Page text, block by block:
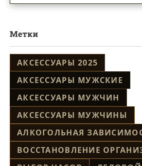
Метки
АКСЕССУАРЫ 2025
АКСЕССУАРЫ МУЖСКИЕ
АКСЕССУАРЫ МУЖЧИН
АКСЕССУАРЫ МУЖЧИНЫ
АЛКОГОЛЬНАЯ
ВОССТАНОВЛЕНИЕ